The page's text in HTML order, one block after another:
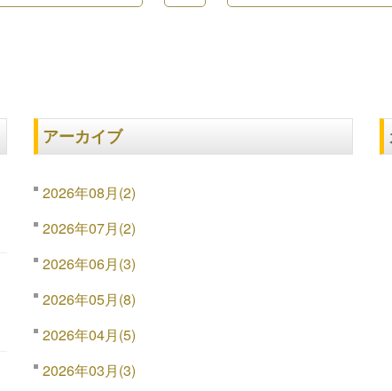
アーカイブ
2026年08月(2)
2026年07月(2)
2026年06月(3)
2026年05月(8)
2026年04月(5)
2026年03月(3)